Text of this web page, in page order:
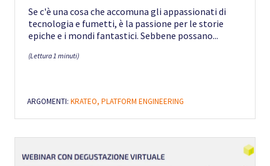
Se c'è una cosa che accomuna gli appassionati di
tecnologia e fumetti, è la passione per le storie
epiche e i mondi fantastici. Sebbene possano...
(Lettura 1 minuti)
ARGOMENTI: KRATEO, PLATFORM ENGINEERING